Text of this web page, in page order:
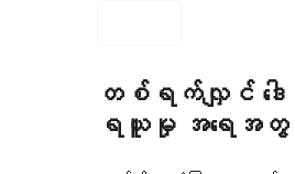
တစ်ရက်လျှင် ဒေ
ရယူမှု အရေအ